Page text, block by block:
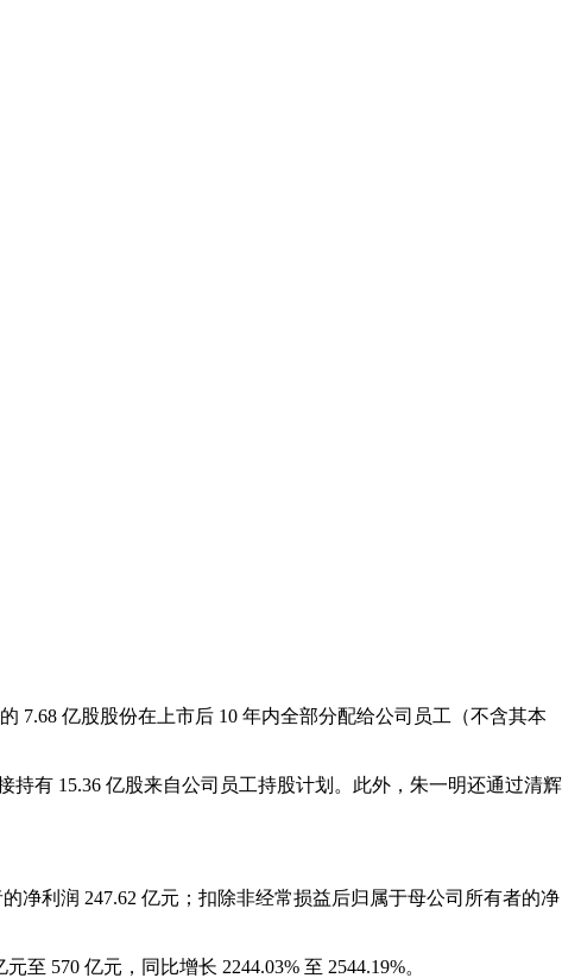
7.68 亿股股份在上市后 10 年内全部分配给公司员工（不含其本
有 15.36 亿股来自公司员工持股计划。此外，朱一明还通过清辉
净利润 247.62 亿元；扣除非经常损益后归属于母公司所有者的净
至 570 亿元，同比增长 2244.03% 至 2544.19%。